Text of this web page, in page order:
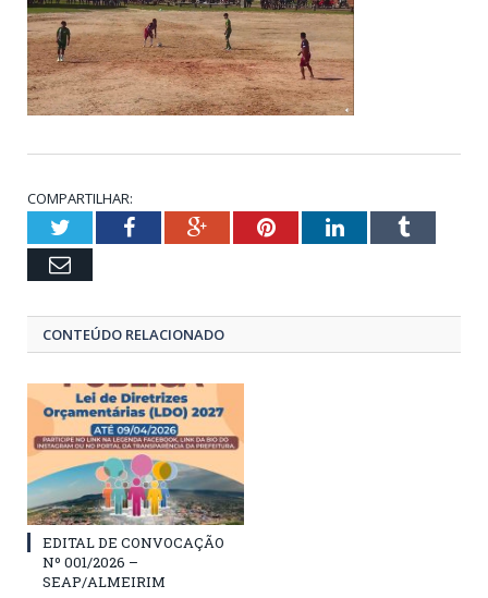
COMPARTILHAR:
TwitterFacebookGoogle+PinterestLinkedInTumblr
Email
CONTEÚDO RELACIONADO
EDITAL DE CONVOCAÇÃO
Nº 001/2026 –
SEAP/ALMEIRIM